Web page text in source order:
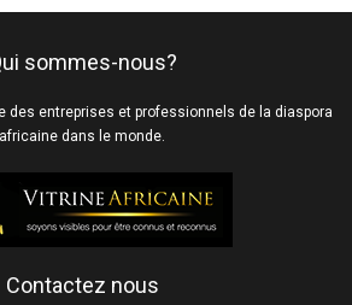
sommes-nous?
des entreprises et professionnels de la diaspora
africaine dans le monde.
Contactez nous